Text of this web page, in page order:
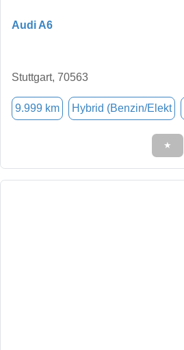
Audi A6
Stuttgart, 70563
9.999 km Hybrid (Benzin/Elekt
★